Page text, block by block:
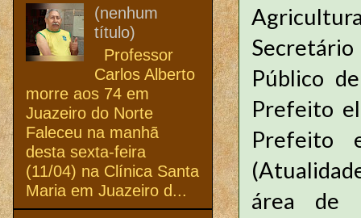
Público
Prefeito
Prefeito
área de
(nenhum
título)
Professor
Carlos Alberto
morre aos 74 em
Juazeiro do Norte
Faleceu na manhã
desta sexta-feira
(11/04) na Clínica Santa
Maria em Juazeiro d...